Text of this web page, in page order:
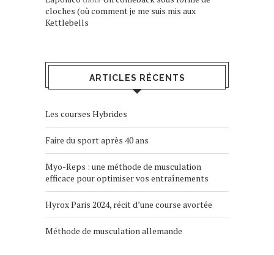
cloches (où comment je me suis mis aux
Kettlebells
ARTICLES RÉCENTS
Les courses Hybrides
Faire du sport après 40 ans
Myo-Reps : une méthode de musculation
efficace pour optimiser vos entraînements
Hyrox Paris 2024, récit d’une course avortée
Méthode de musculation allemande